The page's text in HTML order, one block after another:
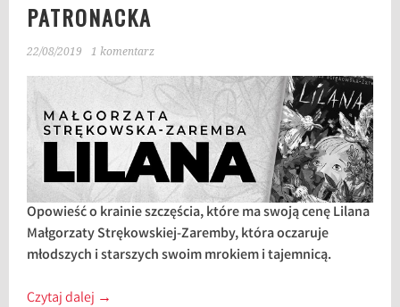
PATRONACKA
22/08/2019 1 komentarz
Opowieść o krainie szczęścia, które ma swoją cenę Lilana
Małgorzaty Strękowskiej-Zaremby, która oczaruje
młodszych i starszych swoim mrokiem i tajemnicą.
Czytaj dalej →